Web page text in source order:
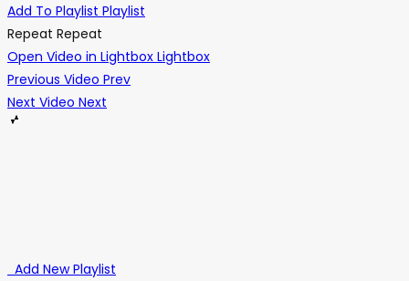
Add To Playlist Playlist
Repeat Repeat
Open Video in Lightbox Lightbox
Previous Video Prev
Next Video Next
Add New Playlist